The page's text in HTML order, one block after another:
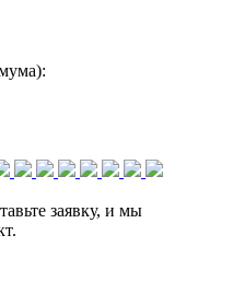
заявку, и мы